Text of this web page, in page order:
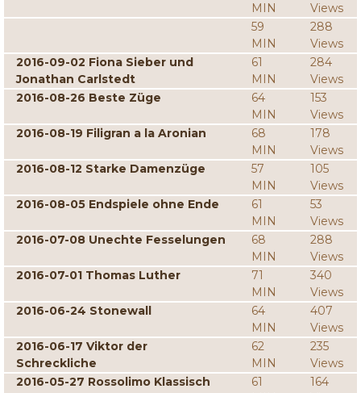
MIN
Views
59
MIN
288
Views
2016-09-02 Fiona Sieber und
Jonathan Carlstedt
61
MIN
284
Views
2016-08-26 Beste Züge
64
MIN
153
Views
2016-08-19 Filigran a la Aronian
68
MIN
178
Views
2016-08-12 Starke Damenzüge
57
MIN
105
Views
2016-08-05 Endspiele ohne Ende
61
MIN
53
Views
2016-07-08 Unechte Fesselungen
68
MIN
288
Views
2016-07-01 Thomas Luther
71
MIN
340
Views
2016-06-24 Stonewall
64
MIN
407
Views
2016-06-17 Viktor der
Schreckliche
62
MIN
235
Views
2016-05-27 Rossolimo Klassisch
61
164